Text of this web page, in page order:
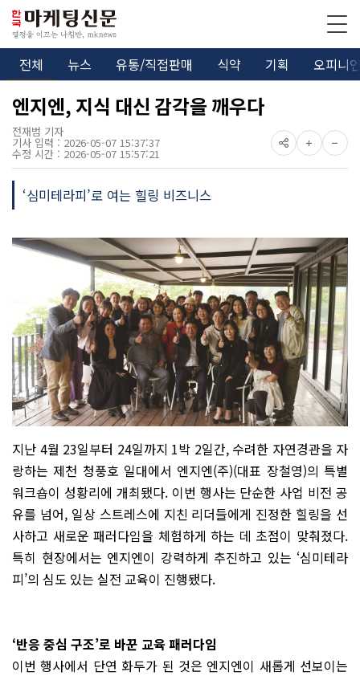
전체 뉴스 유통/직접판매 식약 기획 오피니
엔지엔, 지식 대신 감각을 깨우다
전재범 기자
기사 입력 : 2026-05-07 15:37:37
수정 시간 : 2026-05-07 15:57:21
‘심미테라피’로 여는 힐링 비즈니스
지난 4월 23일부터 24일까지 1박 2일간, 수려한 자연경관을 자
랑하는 제천 청풍호 일대에서 엔지엔(주)(대표 장철영)의 특별
워크숍이 성황리에 개최됐다. 이번 행사는 단순한 사업 비전 공
유를 넘어, 일상 스트레스에 지친 리더들에게 진정한 힐링을 선
사하고 새로운 패러다임을 체험하게 하는 데 초점이 맞춰졌다.
특히 현장에서는 엔지엔이 강력하게 추진하고 있는 ‘심미테라
피’의 심도 있는 실전 교육이 진행됐다.
‘반응 중심 구조’로 바꾼 교육 패러다임
이번 행사에서 단연 화두가 된 것은 엔지엔이 새롭게 선보이는